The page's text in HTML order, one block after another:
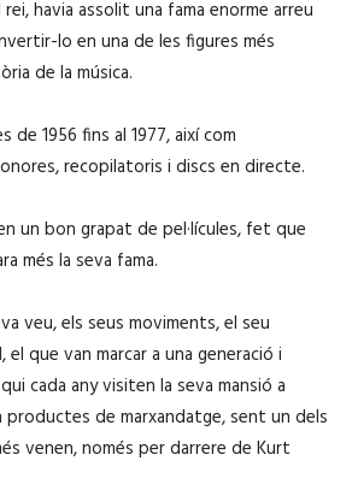
havia assolit una fama enorme arreu
lo en una de les figures més
de la música.
de 1956 fins al 1977, així com
recopilatoris i discs en directe.
un bon grapat de pel·lícules, fet que
més la seva fama.
veu, els seus moviments, el seu
que van marcar a una generació i
cada any visiten la seva mansió a
productes de marxandatge, sent un dels
venen, només per darrere de Kurt